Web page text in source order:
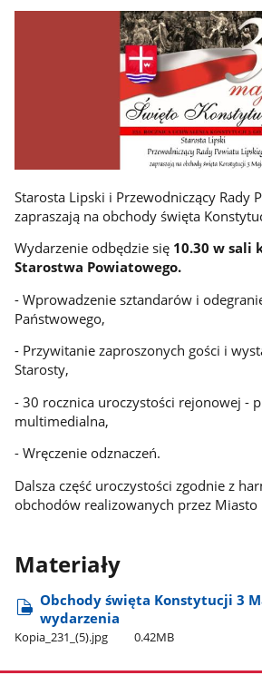
Starosta Lipski i Przewodniczący Rady
zapraszają na obchody święta
Wydarzenie odbędzie się 10.30 w sali
Starostwa Powiatowego.
- Wprowadzenie sztandarów i
Państwowego,
- Przywitanie zaproszonych gości i
Starosty,
- 30 rocznica uroczystości rejonowej -
multimedialna,
- Wręczenie odznaczeń.
Dalsza część uroczystości zgodnie z
obchodów realizowanych przez Miasto
Materiały
Obchody święta Konstytucji 3
wydarzenia
Kopia​_231​_(5).jpg 0.42MB